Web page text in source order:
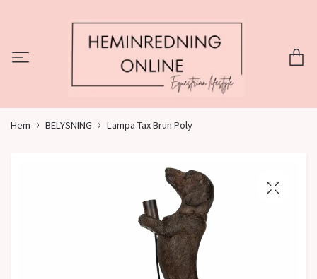
Hem BELYSNING Lampa Tax Brun Poly